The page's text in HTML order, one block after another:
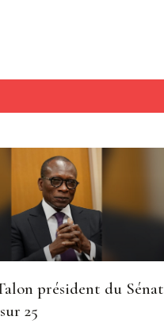
président du Sénat
25